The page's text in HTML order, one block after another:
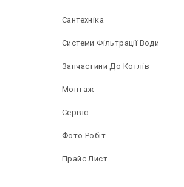
Сантехніка
Системи Фільтрації Води
Запчастини До Котлів
Монтаж
Сервіс
Фото Робіт
Прайс Лист